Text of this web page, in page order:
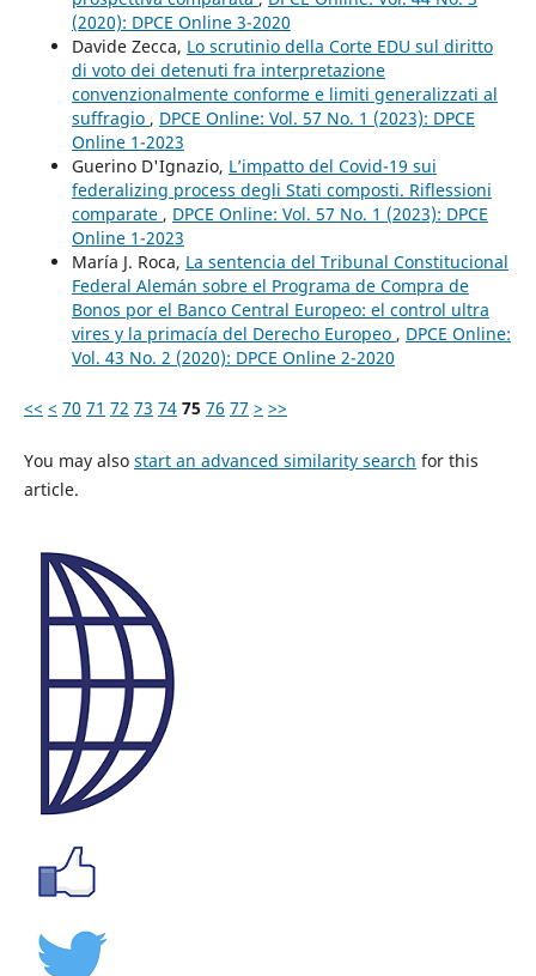
(2020): DPCE Online 3-2020
Davide Zecca, Lo scrutinio della Corte EDU sul diritto
di voto dei detenuti fra interpretazione
convenzionalmente conforme e limiti generalizzati al
suffragio , DPCE Online: Vol. 57 No. 1 (2023): DPCE
Online 1-2023
Guerino D'Ignazio, L’impatto del Covid-19 sui
federalizing process degli Stati composti. Riflessioni
comparate , DPCE Online: Vol. 57 No. 1 (2023): DPCE
Online 1-2023
María J. Roca, La sentencia del Tribunal Constitucional
Federal Alemán sobre el Programa de Compra de
Bonos por el Banco Central Europeo: el control ultra
vires y la primacía del Derecho Europeo , DPCE Online:
Vol. 43 No. 2 (2020): DPCE Online 2-2020
<< < 70 71 72 73 74 75 76 77 > >>
You may also start an advanced similarity search for this
article.